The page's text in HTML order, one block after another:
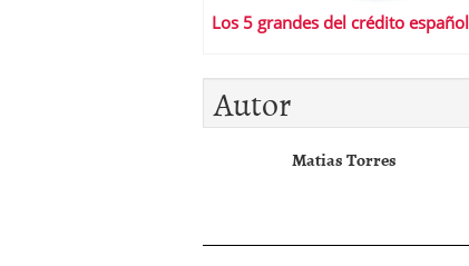
Los 5 grandes del crédito español
Autor
Matias Torres